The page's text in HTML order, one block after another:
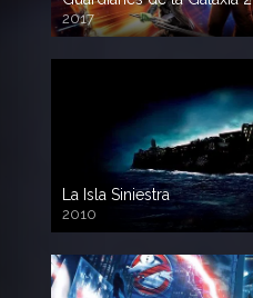
2017
720p HD
La Isla Siniestra
2010
720p HD